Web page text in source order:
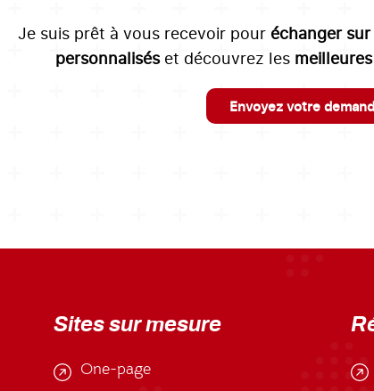
Je suis prêt à vous recevoir pour échanger
personnaliséset découvrez les
Envoyez votre
Sites sur mesure
One-page